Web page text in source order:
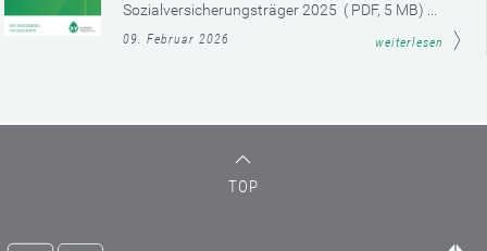
Sozialversicherungsträger 2025 ( PDF, 5 MB) ...
09. Februar 2026 weiterlesen
TOP